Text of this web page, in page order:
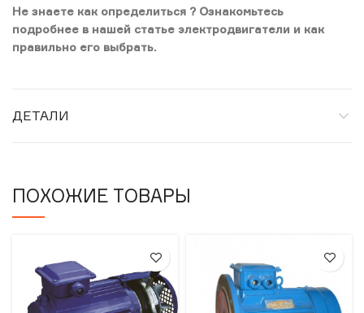
Не знаете как определиться ? Ознакомьтесь
подробнее в нашей статье электродвигатели и как
правильно его выбрать.
ДЕТАЛИ
ПОХОЖИЕ ТОВАРЫ